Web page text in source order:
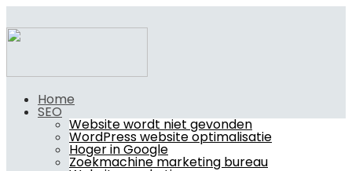
Home
SEO
Website wordt niet gevonden
WordPress website optimalisatie
Hoger in Google
Zoekmachine marketing bureau